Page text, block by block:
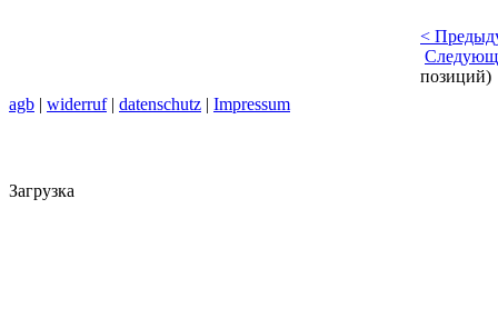
<
позиций)
agb | widerruf| datenschutz | Impressum
Загрузка